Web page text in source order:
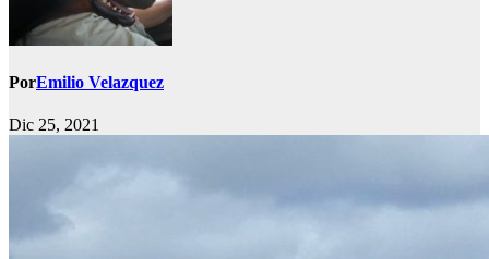
PorEmilio Velazquez
Dic 25, 2021